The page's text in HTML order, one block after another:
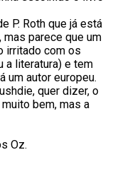
P. Roth que já está
mas parece que um
irritado com os
a literatura) e tem
um autor europeu.
quer dizer, o
bem, mas a
Oz.